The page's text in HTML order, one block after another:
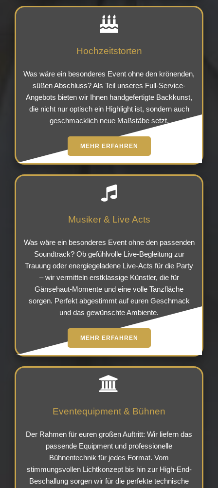
Hochzeitstorten
Was wäre ein besonderes Event ohne den krönenden,
süßen Abschluss? Als Teil unseres Full-Service-
Angebots bieten wir Ihnen handgefertigte Backkunst,
die nicht nur optisch ein Highlight ist, sondern auch
geschmacklich neue Maßstäbe setzt.
MEHR ERFAHREN
Musiker & Live Acts
Was wäre ein besonderes Event ohne den passenden
Soundtrack? Ob gefühlvolle Live-Begleitung zur
Trauung oder energiegeladene Live-Acts für die Party
– wir vermitteln erstklassige Künstler, die für
Gänsehaut-Momente und eine volle Tanzfläche
sorgen. Perfekt abgestimmt auf euren Geschmack
und das gewünschte Ambiente.
MEHR ERFAHREN
Eventequipment & Bühnen
Der Rahmen für euren großen Auftritt: Wir liefern das
passende Equipment und professionelle
Bühnentechnik für jedes Format. Vom
stimmungsvollen Lichtkonzept bis hin zur High-End-
Beschallung sorgen wir für die perfekte technische